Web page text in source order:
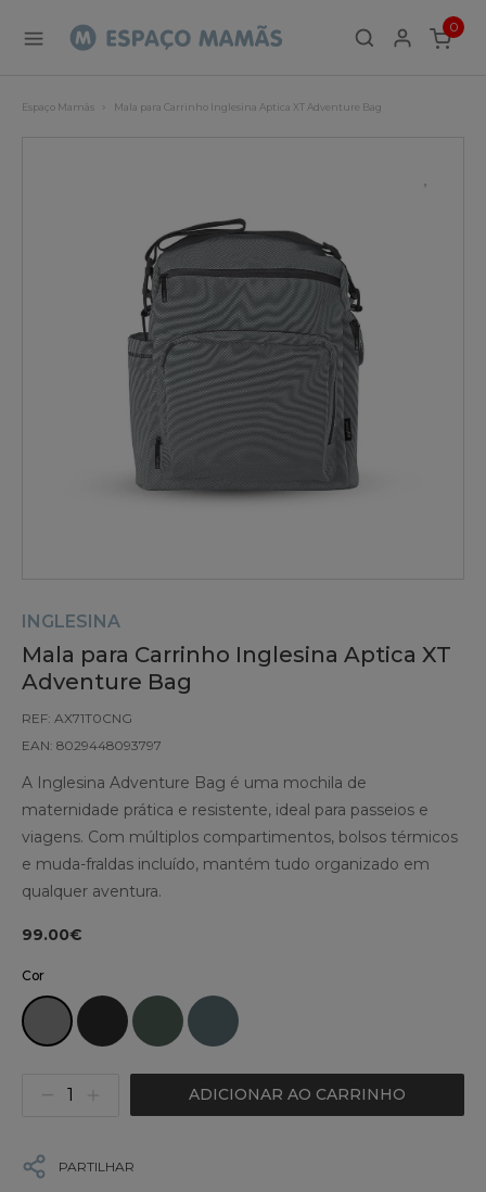
0
ITEMS
Espaço Mamãs Mala para Carrinho Inglesina Aptica XT Adventure Bag
INGLESINA
Mala para Carrinho Inglesina Aptica XT
Adventure Bag
REF: AX71T0CNG
EAN: 8029448093797
A Inglesina Adventure Bag é uma mochila de
maternidade prática e resistente, ideal para passeios e
viagens. Com múltiplos compartimentos, bolsos térmicos
e muda-fraldas incluído, mantém tudo organizado em
qualquer aventura.
99.00€
Cor
ADICIONAR AO CARRINHO
PARTILHAR